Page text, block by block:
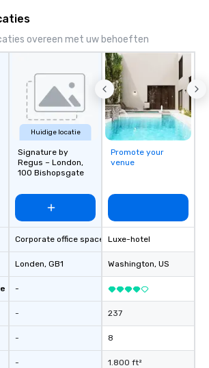
overeen met uw behoeften
Huidige locatie
Signature by
Regus – London,
100 Bishopsgate
Corporate office space
Londen, GB1
-
-
-
-
Promote your
venue
Luxe-hotel
Washington, US
237
8
1.800 ft²